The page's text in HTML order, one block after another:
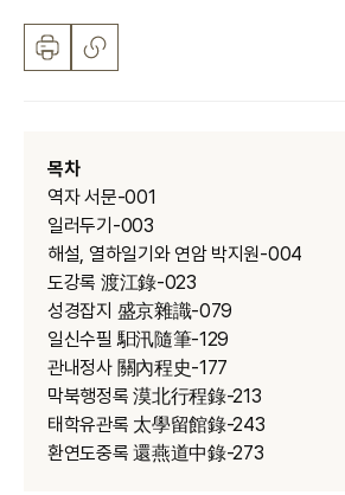
목차
역자 서문-001
일러두기-003
해설, 열하일기와 연암 박지원-004
도강록 渡江錄-023
성경잡지 盛京雜識-079
일신수필 馹汛隨筆-129
관내정사 關內程史-177
막북행정록 漠北行程錄-213
태학유관록 太學留館錄-243
환연도중록 還燕道中錄-273